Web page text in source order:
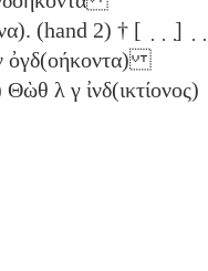
(hand 2) † [ ̣ ̣ ̣]
ὀγδ(οήκοντα)
Θὼθ λ γ ἰνδ(ικτίονος)